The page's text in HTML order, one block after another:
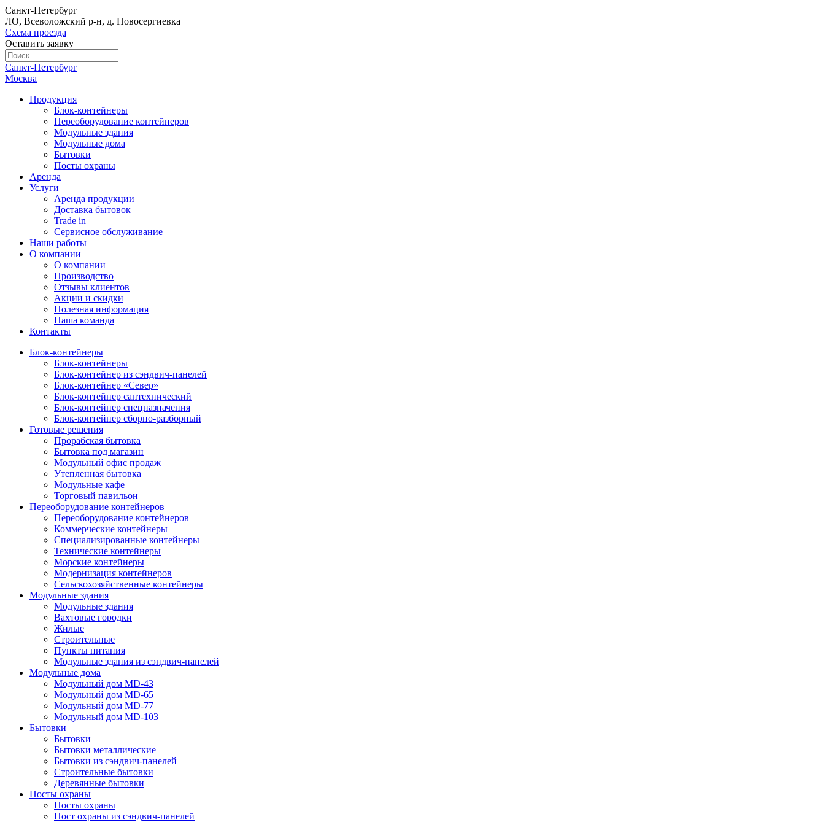
Санкт-Петербург
ЛО, Всеволожский р-н, д. Новосергиевка
Схема проезда
Оставить заявку
Санкт-Петербург
Москва
Продукция
Блок-контейнеры
Переоборудование контейнеров
Модульные здания
Модульные дома
Бытовки
Посты охраны
Аренда
Услуги
Аренда продукции
Доставка бытовок
Trade in
Сервисное обслуживание
Наши работы
О компании
О компании
Производство
Отзывы клиентов
Акции и скидки
Полезная информация
Наша команда
Контакты
Блок-контейнеры
Блок-контейнеры
Блок-контейнер из сэндвич-панелей
Блок-контейнер «Север»
Блок-контейнер сантехнический
Блок-контейнер спецназначения
Блок-контейнер сборно-разборный
Готовые решения
Прорабская бытовка
Бытовка под магазин
Модульный офис продаж
Утепленная бытовка
Модульные кафе
Торговый павильон
Переоборудование контейнеров
Переоборудование контейнеров
Коммерческие контейнеры
Специализированные контейнеры
Технические контейнеры
Морские контейнеры
Модернизация контейнеров
Сельскохозяйственные контейнеры
Модульные здания
Модульные здания
Вахтовые городки
Жилые
Строительные
Пункты питания
Модульные здания из сэндвич-панелей
Модульные дома
Модульный дом MD-43
Модульный дом MD-65
Модульный дом MD-77
Модульный дом MD-103
Бытовки
Бытовки
Бытовки металлические
Бытовки из сэндвич-панелей
Строительные бытовки
Деревянные бытовки
Посты охраны
Посты охраны
Пост охраны из сэндвич-панелей